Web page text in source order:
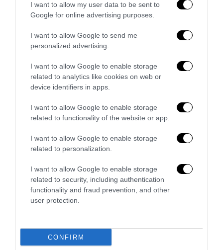
I want to allow my user data to be sent to
Google for online advertising purposes.
I want to allow Google to send me
personalized advertising.
I want to allow Google to enable storage
related to analytics like cookies on web or
device identifiers in apps.
I want to allow Google to enable storage
related to functionality of the website or app.
I want to allow Google to enable storage
related to personalization.
I want to allow Google to enable storage
related to security, including authentication
functionality and fraud prevention, and other
user protection.
CONFIRM
Il grande inganno dell’immigrazione: l’Italia ha bisogno
di più idee, non di più braccia
raccoglie
2 Luglio 2026